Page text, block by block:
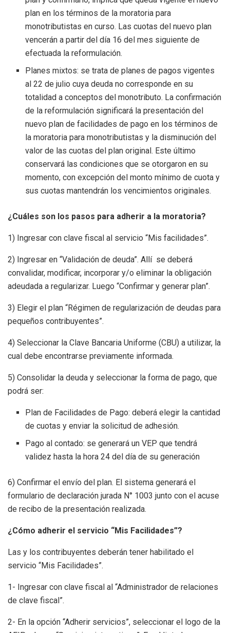
plan en los términos de la moratoria para
monotributistas en curso. Las cuotas del nuevo plan
vencerán a partir del día 16 del mes siguiente de
efectuada la reformulación.
Planes mixtos: se trata de planes de pagos vigentes
al 22 de julio cuya deuda no corresponde en su
totalidad a conceptos del monotributo. La confirmación
de la reformulación significará la presentación del
nuevo plan de facilidades de pago en los términos de
la moratoria para monotributistas y la disminución del
valor de las cuotas del plan original. Este último
conservará las condiciones que se otorgaron en su
momento, con excepción del monto mínimo de cuota y
sus cuotas mantendrán los vencimientos originales.
¿Cuáles son los pasos para adherir a la moratoria?
1) Ingresar con clave fiscal al servicio “Mis facilidades”.
2) Ingresar en “Validación de deuda”. Allí se deberá
convalidar, modificar, incorporar y/o eliminar la obligación
adeudada a regularizar. Luego “Confirmar y generar plan”.
3) Elegir el plan “Régimen de regularización de deudas para
pequeños contribuyentes”.
4) Seleccionar la Clave Bancaria Uniforme (CBU) a utilizar, la
cual debe encontrarse previamente informada.
5) Consolidar la deuda y seleccionar la forma de pago, que
podrá ser:
Plan de Facilidades de Pago: deberá elegir la cantidad
de cuotas y enviar la solicitud de adhesión.
Pago al contado: se generará un VEP que tendrá
validez hasta la hora 24 del día de su generación
6) Confirmar el envío del plan. El sistema generará el
formulario de declaración jurada N° 1003 junto con el acuse
de recibo de la presentación realizada.
¿Cómo adherir el servicio “Mis Facilidades”?
Las y los contribuyentes deberán tener habilitado el
servicio “Mis Facilidades”.
1- Ingresar con clave fiscal al “Administrador de relaciones
de clave fiscal”.
2- En la opción “Adherir servicios”, seleccionar el logo de la